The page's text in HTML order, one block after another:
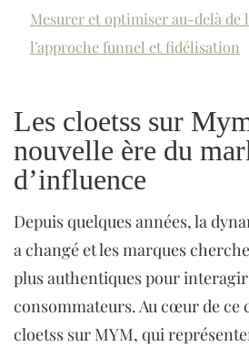
Mesurer et optimiser au-delà de
l’approche funnel et fidélisation
Les cloetss sur
nouvelle ère du
d’influence
Depuis quelques années, la
a changé et les marques
plus authentiques pour
consommateurs. Au cœur de ce
cloetss sur MYM, qui